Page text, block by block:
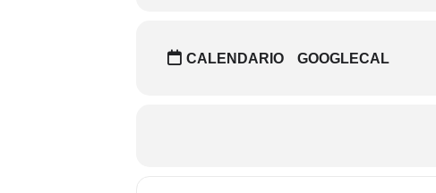
CALENDARIO GOOGLECAL